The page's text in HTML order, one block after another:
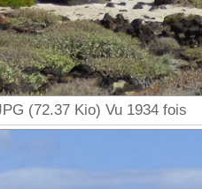
(72.37 Kio) Vu 1934 fois